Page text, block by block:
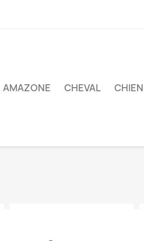
AMAZONE CHEVAL CHIEN